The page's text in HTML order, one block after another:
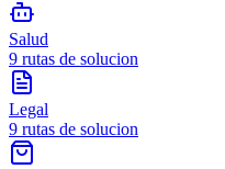
Salud
9 rutas de solucion
Legal
9 rutas de solucion